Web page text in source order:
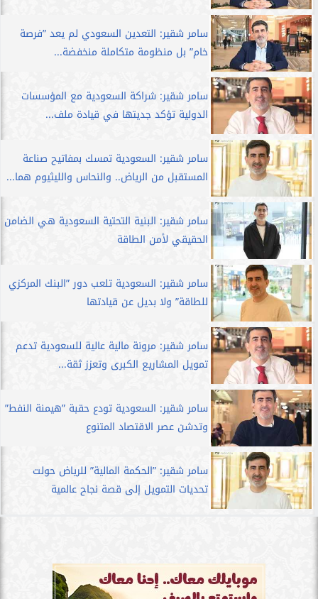
سامر شقير: التعدين السعودي لم يعد ”فرصة
خام” بل منظومة متكاملة منخفضة...
سامر شقير: شراكة السعودية مع المؤسسات
الدولية تؤكد جديتها في قيادة ملف...
سامر شقير: السعودية تمسك بمفاتيح صناعة
المستقبل من الرياض.. والنحاس والليثيوم هما...
سامر شقير: البنية التحتية السعودية هي الضامن
الحقيقي لأمن الطاقة
سامر شقير: السعودية تلعب دور ”البنك المركزي
للطاقة” ولا بديل عن قيادتها
سامر شقير: مرونة مالية عالية للسعودية تدعم
تمويل المشاريع الكبرى وتعزز ثقة...
سامر شقير: السعودية تودع حقبة ”هيمنة النفط”
وتدشن عصر الاقتصاد المتنوع
سامر شقير: ”الحكمة المالية” للرياض حولت
تحديات التمويل إلى قصة نجاح عالمية